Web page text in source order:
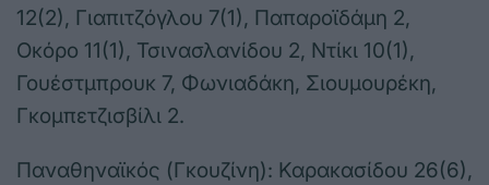
12(2), Γιαπιτζόγλου 7(1), Παπαροϊδάμη 2,
Οκόρο 11(1), Τσινασλανίδου 2, Ντίκι 10(1),
Γουέστμπρουκ 7, Φωνιαδάκη, Σιουμουρέκη,
Γκομπετζισβίλι 2.
Παναθηναϊκός (Γκουζίνη): Καρακασίδου 26(6),